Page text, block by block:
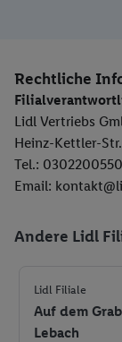
Rechtliche
Lidl Vertriebs
Heinz-Kettler-
Tel.:
Email:
Andere Lidl
Lidl Filiale
Auf dem
Lebach